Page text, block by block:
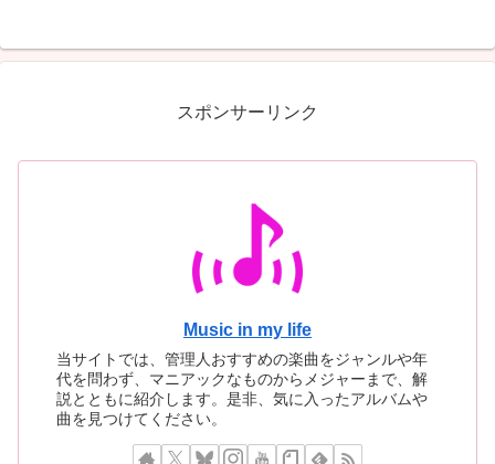
ァスト、そして最もユーモ
スポンサーリンク
Music in my life
当サイトでは、管理人おすすめの楽曲をジャンルや年
代を問わず、マニアックなものからメジャーまで、解
説とともに紹介します。是非、気に入ったアルバムや
曲を見つけてください。